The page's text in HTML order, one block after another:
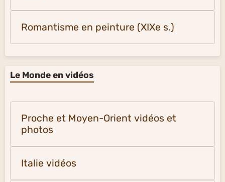
Romantisme en peinture (XIXe s.)
Le Monde en vidéos
Proche et Moyen-Orient vidéos et
photos
Italie vidéos